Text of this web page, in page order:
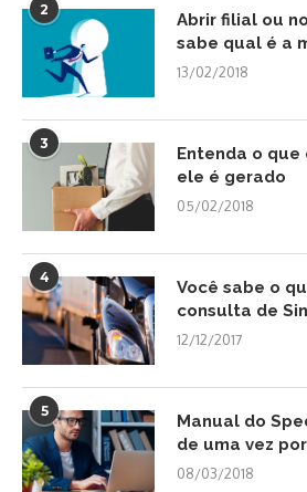
2
Abrir filial ou
sabe qual é a
13/02/2018
3
Entenda o que
ele é gerado
05/02/2018
4
Você sabe o
consulta de
12/12/2017
5
Manual do
de uma vez
08/03/2018